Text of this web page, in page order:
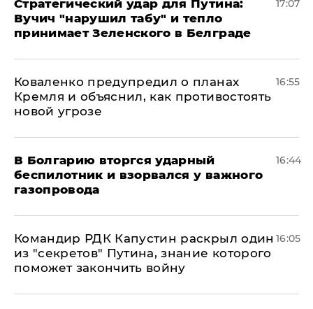
Стратегический удар для Путина:
Вучич "нарушил табу" и тепло
принимает Зеленского в Белграде
17:07
Коваленко предупредил о планах
Кремля и объяснил, как противостоять
новой угрозе
16:55
В Болгарию вторгся ударный
беспилотник и взорвался у важного
газопровода
16:44
Командир РДК Капустин раскрыл один
из "секретов" Путина, знание которого
поможет закончить войну
16:05